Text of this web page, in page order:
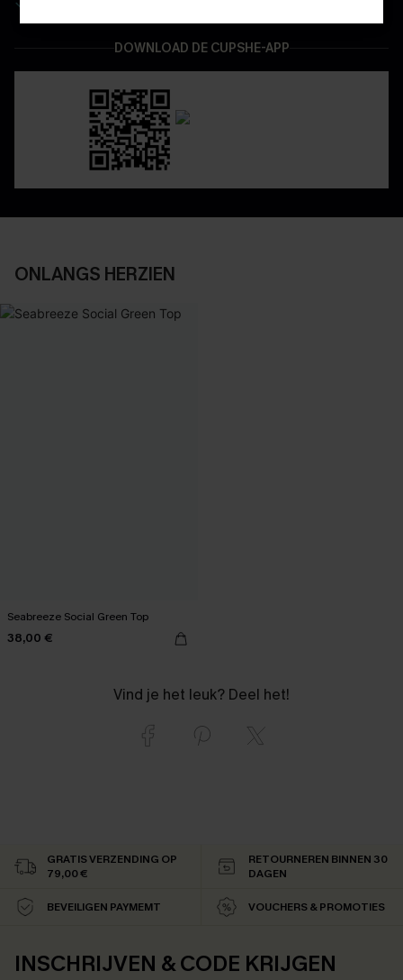
DOWNLOAD DE CUPSHE-APP
ONLANGS HERZIEN
Seabreeze Social Green Top
38,00 €
Vind je het leuk? Deel het!
GRATIS VERZENDING OP
79,00 €
RETOURNEREN BINNEN 30
DAGEN
BEVEILIGEN PAYMEMT VOUCHERS & PROMOTIES
INSCHRIJVEN & CODE KRIJGEN